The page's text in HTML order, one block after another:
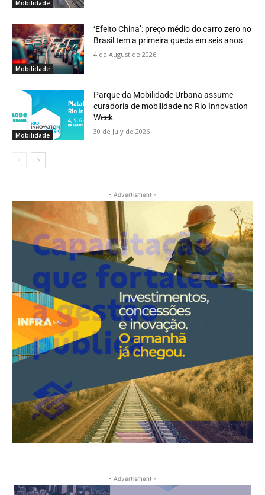
Mobilidade
Mobilidade
‘Efeito China’: preço médio do carro zero no
Brasil tem a primeira queda em seis anos
4 de August de 2026
Mobilidade
Parque da Mobilidade Urbana assume
curadoria de mobilidade no Rio Innovation
Week
30 de July de 2026
- Advertisment -
- Advertisment -